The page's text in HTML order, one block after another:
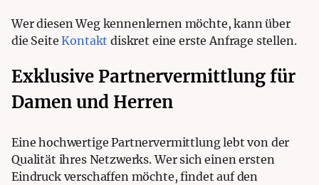
Wer diesen Weg kennenlernen möchte, kann über
die SeiteKontakt diskret eine erste Anfrage stellen.
Exklusive Partnervermittlung für
Damen und Herren
Eine hochwertige Partnervermittlung lebt von der
Qualität ihres Netzwerks. Wer sich einen ersten
Eindruck verschaffen möchte, findet auf den